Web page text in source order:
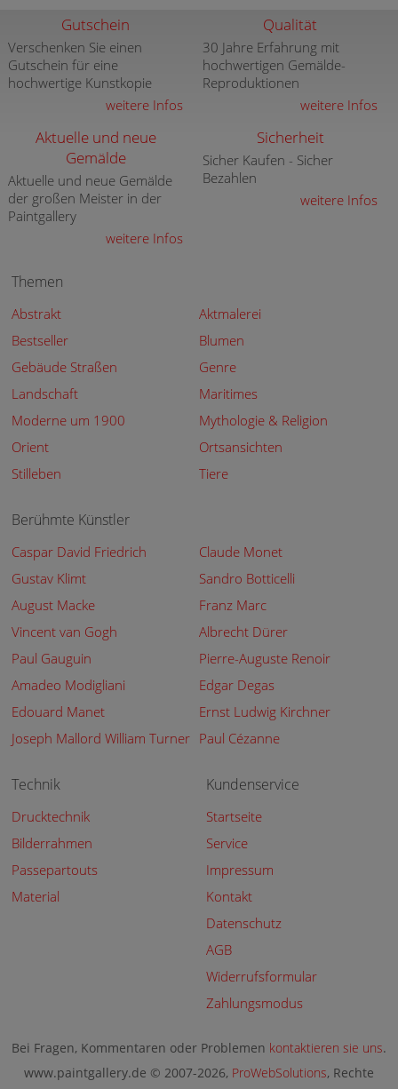
Gutschein
Verschenken Sie einen
Gutschein für eine
hochwertige Kunstkopie
weitere Infos
Qualität
30 Jahre Erfahrung mit
hochwertigen Gemälde-
Reproduktionen
weitere Infos
Aktuelle und neue
Gemälde
Aktuelle und neue Gemälde
der großen Meister in der
Paintgallery
weitere Infos
Sicherheit
Sicher Kaufen - Sicher
Bezahlen
weitere Infos
Themen
Abstrakt
Aktmalerei
Bestseller
Blumen
Gebäude Straßen
Genre
Landschaft
Maritimes
Moderne um 1900
Mythologie & Religion
Orient
Ortsansichten
Stilleben
Tiere
Berühmte Künstler
Caspar David Friedrich
Claude Monet
Gustav Klimt
Sandro Botticelli
August Macke
Franz Marc
Vincent van Gogh
Albrecht Dürer
Paul Gauguin
Pierre-Auguste Renoir
Amadeo Modigliani
Edgar Degas
Edouard Manet
Ernst Ludwig Kirchner
Joseph Mallord William Turner Paul Cézanne
Technik
Drucktechnik
Bilderrahmen
Passepartouts
Material
Kundenservice
Startseite
Service
Impressum
Kontakt
Datenschutz
AGB
Widerrufsformular
Zahlungsmodus
Bei Fragen, Kommentaren oder Problemen kontaktieren sie uns.
www.paintgallery.de © 2007-2026, ProWebSolutions, Rechte